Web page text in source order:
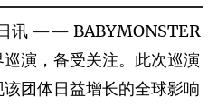
讯 —— BABYMONSTER
演，备受关注。此次巡演
团体日益增长的全球影响